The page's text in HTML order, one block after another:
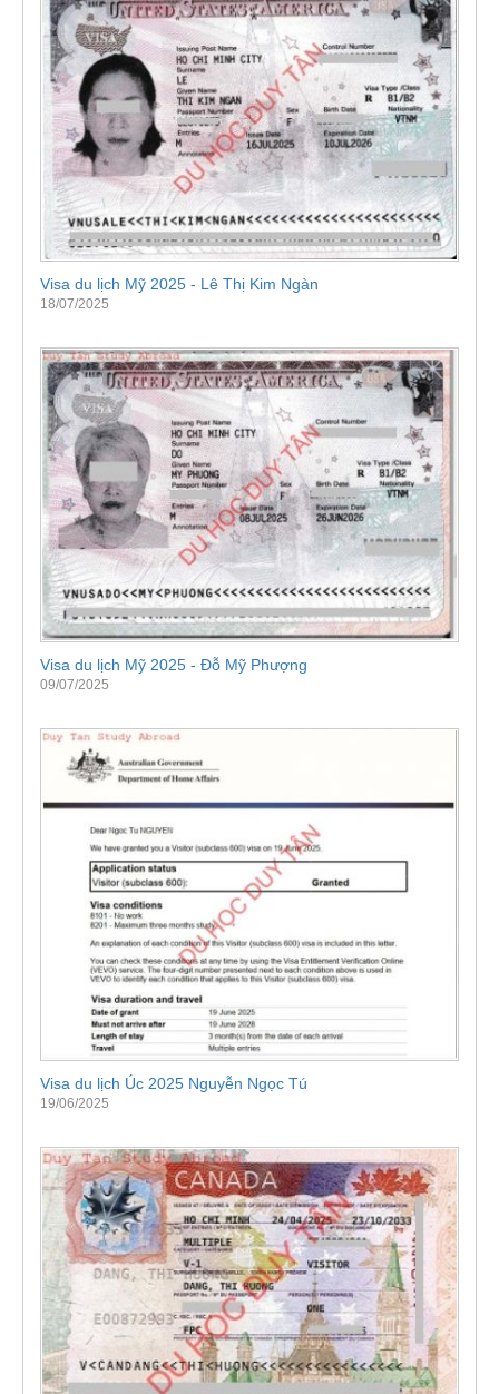
Visa du lịch Mỹ 2025 - Lê Thị Kim Ngàn
18/07/2025
Visa du lịch Mỹ 2025 - Đỗ Mỹ Phượng
09/07/2025
Visa du lịch Úc 2025 Nguyễn Ngọc Tú
19/06/2025